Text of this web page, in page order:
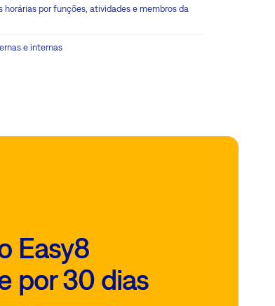
horárias por funções, atividades e membros da
e internas
Easy8
por 30 dias